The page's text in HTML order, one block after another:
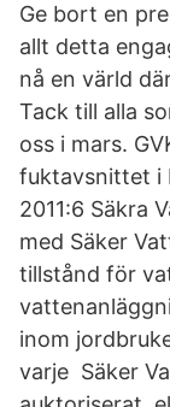
Ge bort en
allt detta
nå en värld
Tack till alla
oss i mars.
fuktavsnittet i
2011:6 Säkra
med Säker
tillstånd för
inom
varje Säker